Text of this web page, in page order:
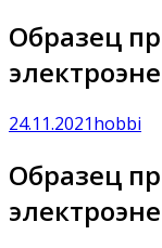
Образец
24.11.2021hobbi
Образец